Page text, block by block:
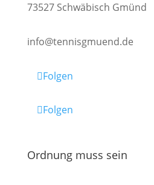
73527 Schwäbisch Gmünd
info@tennisgmuend.de
Folgen
Folgen
Ordnung muss sein